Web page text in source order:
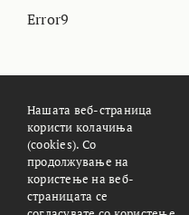
Error9
©
Made with
За
Нашата веб-страница
користи колачиња
(cookies). Со
продолжување на
користење на веб-
страницата се